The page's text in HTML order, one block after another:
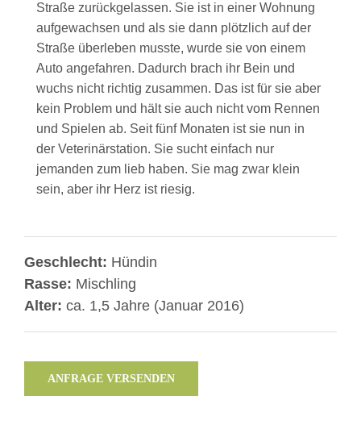
Straße zurückgelassen. Sie ist in einer Wohnung
aufgewachsen und als sie dann plötzlich auf der
Straße überleben musste, wurde sie von einem
Auto angefahren. Dadurch brach ihr Bein und
wuchs nicht richtig zusammen. Das ist für sie aber
kein Problem und hält sie auch nicht vom Rennen
und Spielen ab. Seit fünf Monaten ist sie nun in
der Veterinärstation. Sie sucht einfach nur
jemanden zum lieb haben. Sie mag zwar klein
sein, aber ihr Herz ist riesig.
Geschlecht: Hündin
Rasse: Mischling
Alter: ca. 1,5 Jahre (Januar 2016)
ANFRAGE VERSENDEN